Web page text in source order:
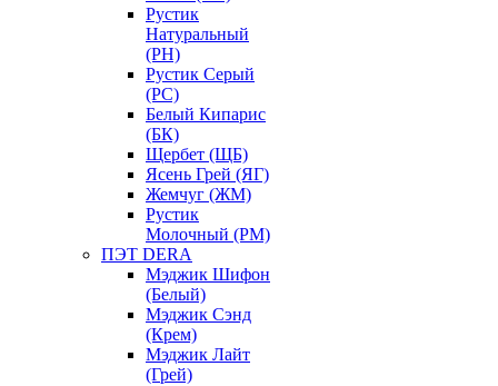
Рустик
Натуральный
(РН)
Рустик Серый
(РС)
Белый Кипарис
(БК)
Щербет (ЩБ)
Ясень Грей (ЯГ)
Жемчуг (ЖМ)
Рустик
Молочный (РМ)
ПЭТ DERA
Мэджик Шифон
(Белый)
Мэджик Сэнд
(Крем)
Мэджик Лайт
(Грей)